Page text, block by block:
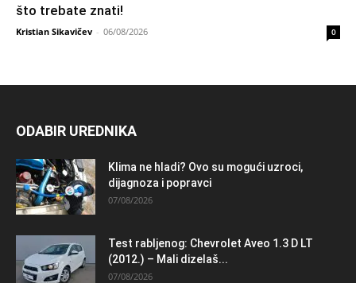
što trebate znati!
Kristian Sikavičev - 06/08/2026 0
ODABIR UREDNIKA
Klima ne hladi? Ovo su mogući uzroci,
dijagnoza i popravci
07/08/2026
Test rabljenog: Chevrolet Aveo 1.3 D LT
(2012.) – Mali dizelaš...
07/08/2026